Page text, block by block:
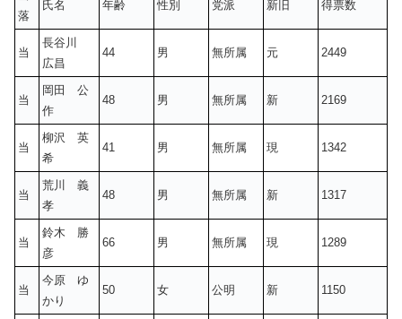
落
氏名 年齢 性別 党派 新旧 得票数
当
長谷川
広昌
44 男 無所属 元 2449
当
岡田 公
作
48 男 無所属 新 2169
当
柳沢 英
希
41 男 無所属 現 1342
当
荒川 義
孝
48 男 無所属 新 1317
当
鈴木 勝
彦
66 男 無所属 現 1289
当
今原 ゆ
かり
50 女 公明 新 1150